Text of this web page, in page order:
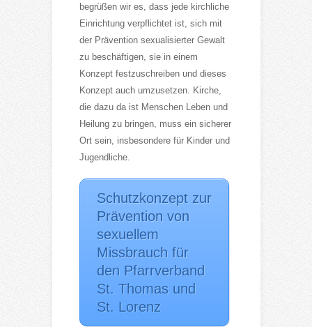
begrüßen wir es, dass jede kirchliche
Einrichtung verpflichtet ist, sich mit
der Prävention sexualisierter Gewalt
zu beschäftigen, sie in einem
Konzept festzuschreiben und dieses
Konzept auch umzusetzen. Kirche,
die dazu da ist Menschen Leben und
Heilung zu bringen, muss ein sicherer
Ort sein, insbesondere für Kinder und
Jugendliche.
Schutzkonzept zur
Prävention von
sexuellem
Missbrauch für
den Pfarrverband
St. Thomas und
St. Lorenz